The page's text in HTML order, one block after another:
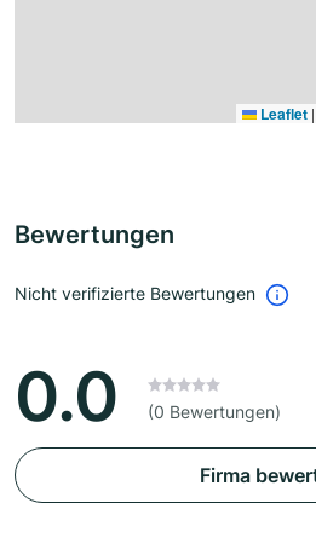
Leaflet |
Bewertungen
Nicht verifizierte Bewertungen
0.0 (0 Bewertungen)
Firma